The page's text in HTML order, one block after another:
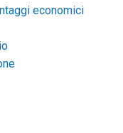
economici